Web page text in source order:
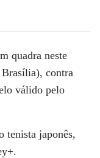
quadra neste
Brasília), contra
válido pelo
tenista japonês,